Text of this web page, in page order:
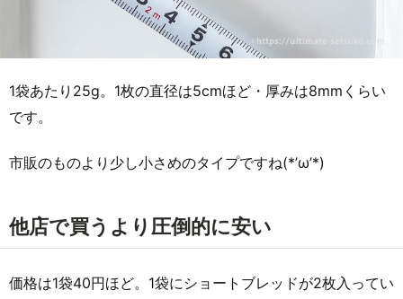
1袋あたり25g。1枚の直径は5cmほど・厚みは8mmくらい
です。
市販のものより少し小さめのタイプですね(*’ω’*)
他店で買うより圧倒的に安い
価格は1袋40円ほど。1袋にショートブレッドが2枚入ってい